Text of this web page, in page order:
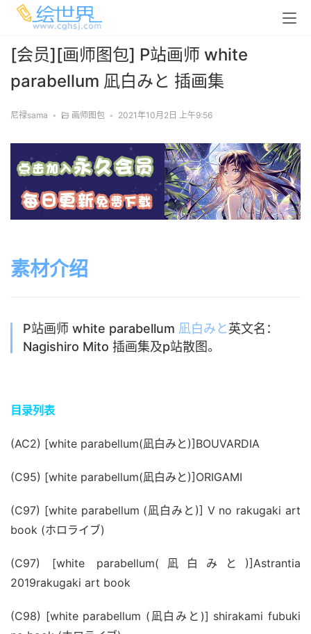
[会员][画师图包] P站画师 white
parabellum 凪白みと 插画集
尼禄sama • 画师图包 • 2021年10月2日 上午9:56
素材介绍
P站画师 white parabellum 凪白みと英文名：
Nagishiro Mito 插画集及p站散图。
目录列表
(AC2) [white parabellum(凪白みと)]BOUVARDIA
(C95) [white parabellum(凪白みと)]ORIGAMI
(C97) [white parabellum (凪白みと)] V no rakugaki art
book (ホロライブ)
(C97) [white parabellum(凪白みと)]Astrantia
2019rakugaki art book
(C98) [white parabellum (凪白みと)] shirakami fubuki